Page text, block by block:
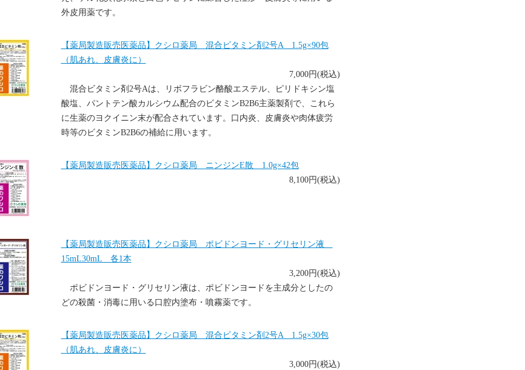
外皮用薬です。
【薬局製造販売医薬品】クシロ薬局 混合ビタミン剤2号A 1.5g×90包
（肌あれ、皮膚炎に）
7,000円(税込)
混合ビタミン剤2号Aは、リボフラビン酪酸エステル、ピリドキシン塩
酸塩、パントテン酸カルシウム配合のビタミンB2B6主薬製剤で、これら
に生薬のヨクイニン末が配合されています。口内炎、皮膚炎や肉体疲労
時等のビタミンB2B6の補給に用います。
【薬局製造販売医薬品】クシロ薬局 ニンジンE散 1.0g×42包
8,100円(税込)
【薬局製造販売医薬品】クシロ薬局 ポビドンヨード・グリセリン液
15mL30mL 各1本
3,200円(税込)
ポビドンヨード・グリセリン液は、ポビドンヨードを主成分としたの
どの殺菌・消毒に用いる口腔内塗布・噴霧薬です。
【薬局製造販売医薬品】クシロ薬局 混合ビタミン剤2号A 1.5g×30包
（肌あれ、皮膚炎に）
3,000円(税込)